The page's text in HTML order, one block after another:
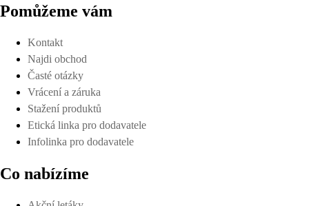
Pomůžeme vám
Kontakt
Najdi obchod
Časté otázky
Vrácení a záruka
Stažení produktů
Etická linka pro dodavatele
Infolinka pro dodavatele
Co nabízíme